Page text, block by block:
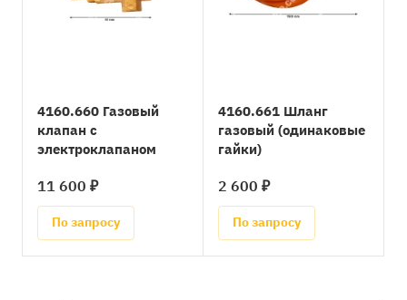
4160.660 Газовый
клапан с
электроклапаном
11 600 ₽
По запросу
4160.661 Шланг
газовый (одинаковые
гайки)
2 600 ₽
По запросу